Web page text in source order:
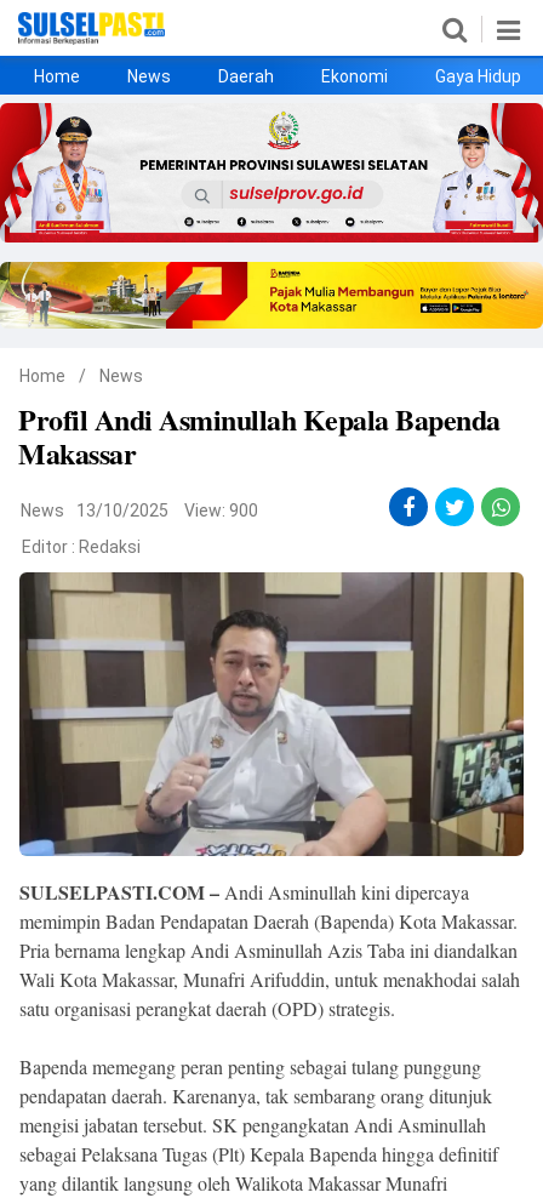
Home
News
Daerah
Ekonomi
Gaya Hidup
Kesehatan
Metro
Nasional
Hukrim
Olahraga
Politik
UMKM
Opini
©
Copyright
2026
All
Reserved
Home News Daerah Ekonomi Gaya Hidup
Home / News
Profil Andi Asminullah Kepala Bapenda
Makassar
News 13/10/2025
View: 900
Editor : Redaksi
SULSELPASTI.COM – Andi Asminullah kini dipercaya
memimpin Badan Pendapatan Daerah (Bapenda) Kota Makassar.
Pria bernama lengkap Andi Asminullah Azis Taba ini diandalkan
Wali Kota Makassar, Munafri Arifuddin, untuk menakhodai salah
satu organisasi perangkat daerah (OPD) strategis.
Bapenda memegang peran penting sebagai tulang punggung
pendapatan daerah. Karenanya, tak sembarang orang ditunjuk
mengisi jabatan tersebut. SK pengangkatan Andi Asminullah
sebagai Pelaksana Tugas (Plt) Kepala Bapenda hingga definitif
yang dilantik langsung oleh Walikota Makassar Munafri